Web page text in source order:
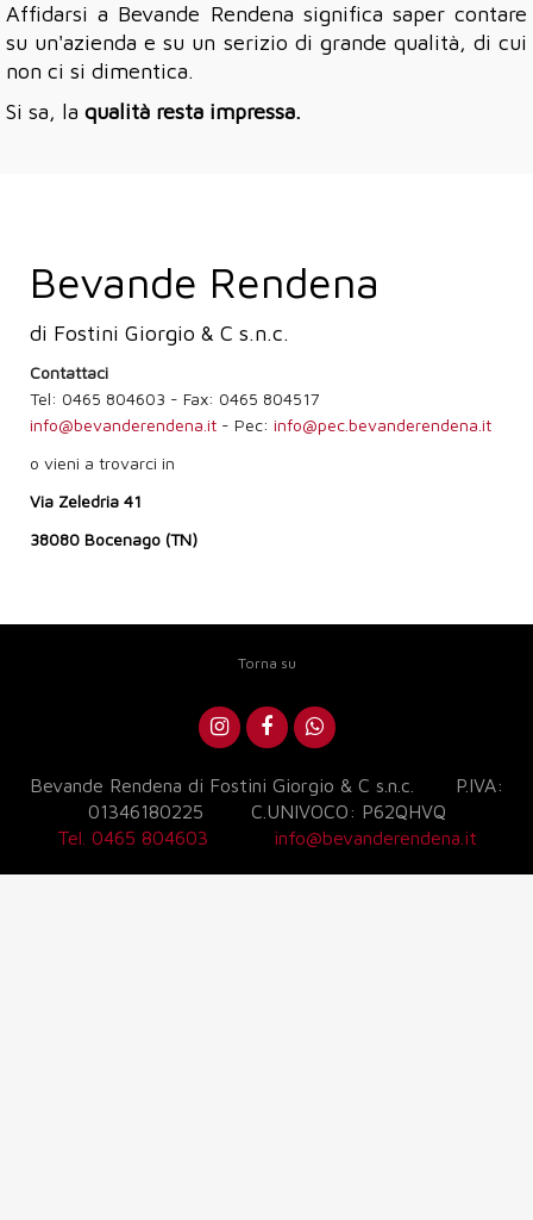
Affidarsi a Bevande Rendena significa saper contare
su un'azienda e su un serizio di grande qualità, di cui
non ci si dimentica.
Si sa, la qualità resta impressa.
Bevande Rendena
di Fostini Giorgio & C s.n.c.
Contattaci
Tel: 0465 804603 - Fax: 0465 804517
info@bevanderendena.it - Pec: info@pec.bevanderendena.it
o vieni a trovarci in
Via Zeledria 41
38080 Bocenago (TN)
Torna su
Bevande Rendena di Fostini Giorgio & C s.n.c. P.IVA:
01346180225 C.UNIVOCO: P62QHVQ
Tel. 0465 804603
info@bevanderendena.it